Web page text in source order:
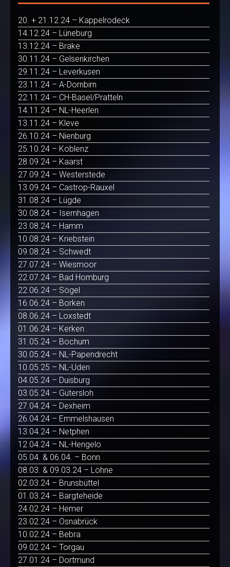
20. + 21.12.24 – Kappelrodeck
14.12.24 – Lüneburg
13.12.24 – Brake
30.11.24 – Gelsenkirchen
29.11.24 – Leverkusen
23.11.24 – A-Dornbirn
22.11.24 – CH-Basel/Pratteln
14.11.24 – NL-Heerlen
13.11.24 – Kleve
26.10.24 – Nienburg
25.10.24 – Koblenz
28.09.24 – Kaarst
27.09.24 – Westerstede
13.09.24 – Castrop-Rauxel
31.08.24 – Lügde
30.08.24 – Isernhagen
23.08.24 – Hamm
10.08.24 – Kriebstein
09.08.24 – Schwedt
27.07.24 – Wiesmoor
22.07.24 – Bad Homburg
22.06.24 – Sögel
16.06.24 – Borken
08.06.24 – Loxstedt
01.06.24 – Kerken
31.05.24 – Bochum
30.05.24 – NL-Papendrecht
10.05.25 – NL-Uden
04.05.24 – Duisburg
03.05.24 – Gütersloh
27.04.24 – Dexheim
26.04.24 – Emmelshausen
13.04.24 – Netphen
12.04.24 – NL-Hengelo
05.04. & 06.04. – Bonn
08.03. & 09.03.24 – Löhne
02.03.24 – Brunsbüttel
01.03.24 – Bargteheide
24.02.24 – Hemer
23.02.24 – Osnabrück
10.02.24 – Bebra
09.02.24 – Torgau
27.01.24 – Dortmund